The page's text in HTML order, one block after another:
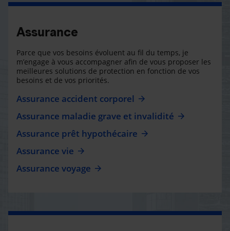
Assurance
Parce que vos besoins évoluent au fil du temps, je
m’engage à vous accompagner afin de vous proposer les
meilleures solutions de protection en fonction de vos
besoins et de vos priorités.
Assurance accident corporel
Assurance maladie grave et invalidité
Assurance prêt hypothécaire
Assurance vie
Assurance voyage